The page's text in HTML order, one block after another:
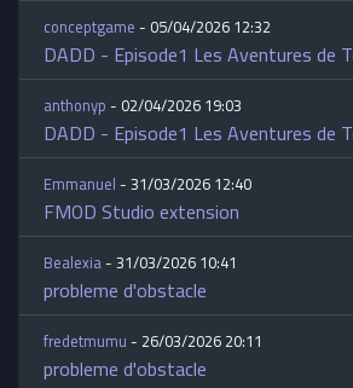
conceptgame- 05/04/2026 12:32
DADD - Episode1 Les Aventures de
anthonyp- 02/04/2026 19:03
DADD - Episode1 Les Aventures de
Emmanuel- 31/03/2026 12:40
FMOD Studio extension
Bealexia- 31/03/2026 10:41
probleme d'obstacle
fredetmumu- 26/03/2026 20:11
probleme d'obstacle